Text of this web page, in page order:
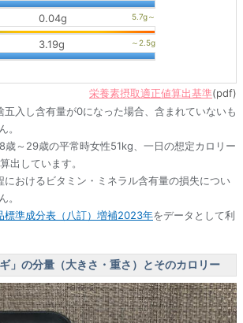
0.04g
3.19g
栄養素摂取適正値算出基準(pdf)
入し含有量が0になった場合、含まれていないも
。
歳～29歳の平常時女性51kg、一日の想定カロリー
出しています。
おけるビタミン・ミネラル含有量の損失につい
。
標準成分表（八訂）増補2023年をデータとして利
」の分量（大きさ・重さ）とそのカロリー